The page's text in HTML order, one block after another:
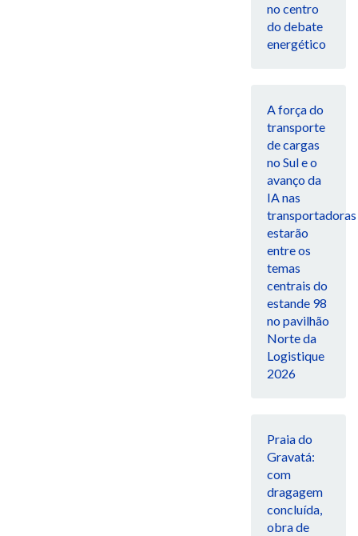
no centro
do debate
energético
A força do
transporte
de cargas
no Sul e o
avanço da
IA nas
transportadoras
estarão
entre os
temas
centrais do
estande 98
no pavilhão
Norte da
Logistique
2026
Praia do
Gravatá:
com
dragagem
concluída,
obra de